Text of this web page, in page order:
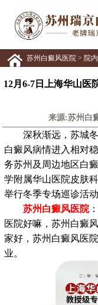
苏州白癜风医院> 院
12月6-7日上海华山医
来源:苏州白
深秋渐远，苏城冬
白癜风病情进入相对
务苏州及周边地区白
学附属华山医院皮肤
举行冬季专场巡诊活动
苏州白癜风医院
医院好嘛，苏州白癜
家好，苏州白癜风医
业。